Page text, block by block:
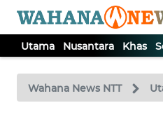
Utama Nusantara Khas
Wahana News NTT
TV
Tutup